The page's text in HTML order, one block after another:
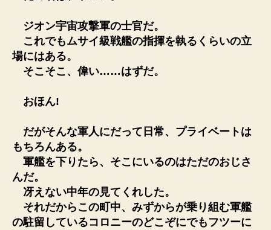
ジオン宇宙攻撃軍の士官だ。
これでもムサイ級戦艦の指揮を執るくらいの立
場にはある。
そこそこ、偉い……はずだ。
おほん!
だがそんな軍人にだって日常、プライベートは
もちろんある。
軍艦を下りたら、そこにいるのはただのおじさ
んだ。
冴えない中年の見てくれした。
それだからこの町中、みずからが乗り組む軍艦
の駐留しているコロニーのどこぞにでもフツーに